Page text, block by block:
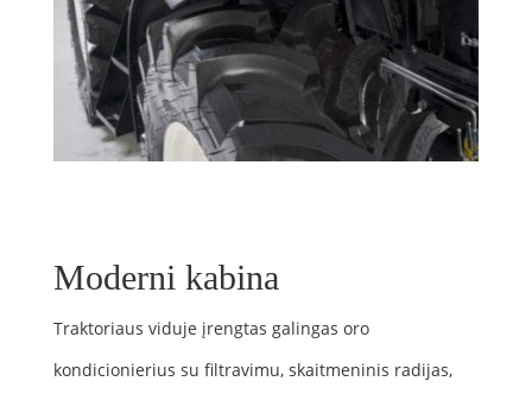
Moderni kabina
Traktoriaus viduje įrengtas galingas oro
kondicionierius su filtravimu, skaitmeninis radijas,